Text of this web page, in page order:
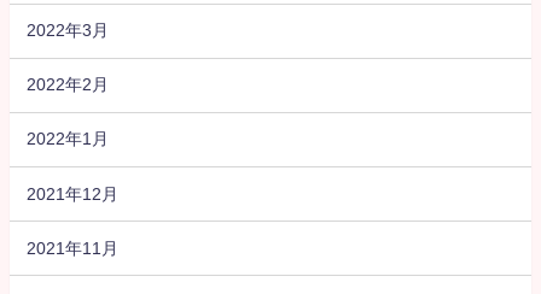
2022年3月
2022年2月
2022年1月
2021年12月
2021年11月